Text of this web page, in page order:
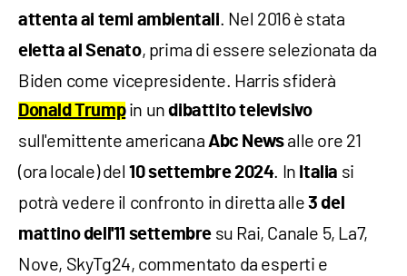
attenta ai temi ambientali. Nel 2016 è stata
eletta al Senato, prima di essere selezionata da
Biden come vicepresidente. Harris sfiderà
Donald Trump in undibattito televisivo
sull'emittente americana Abc Newsalle ore 21
(ora locale) del10 settembre 2024. In Italia si
potrà vedere il confronto in diretta alle3 del
mattino dell'11 settembre su Rai, Canale 5, La7,
Nove, SkyTg24, commentato da esperti e